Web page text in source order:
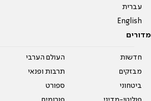
עברית
English
מדורים
חדשות
מבזקים
ביטחוני
העולם הערבי
תרבות ופנאי
ספורט